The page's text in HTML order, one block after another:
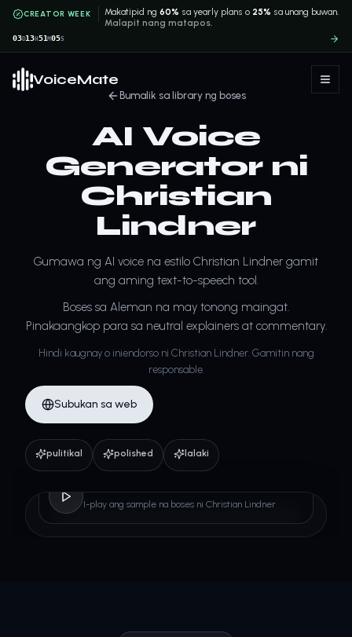
CREATOR WEEK Makatipid ng60% sa yearly plans o 25% sa unang buwan.
Malapit nang matapos.
03D13H 51M05S
VoiceMate
Bumalik sa library ng boses
AI Voice
Generator ni
Christian
Lindner
Gumawa ng AI voice na estilo Christian Lindner gamit
ang aming text-to-speech tool.
Boses sa Aleman na may tonong maingat.
Pinakaangkop para sa neutral explainers at commentary.
Hindi kaugnay o iniendorso ni Christian Lindner. Gamitin nang
responsable.
Subukan sa web
pulitikal polished lalaki
I-play ang sample na boses ni Christian Lindner